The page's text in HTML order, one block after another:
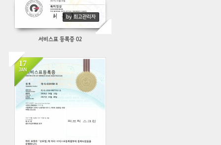
by 최고관리자
서비스표 등록증 02
17
JAN
461